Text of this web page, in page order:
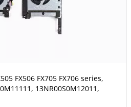
FX506 FX705 FX706 series,
13NR00S0M12011,